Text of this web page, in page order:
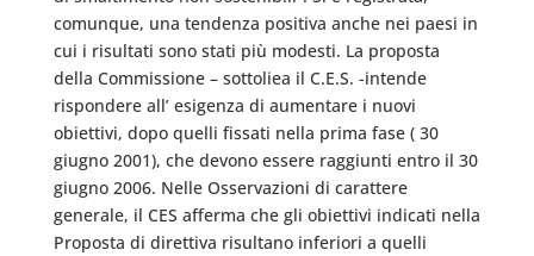
comunque, una tendenza positiva anche nei paesi in
cui i risultati sono stati più modesti. La proposta
della Commissione – sottoliea il C.E.S. -intende
rispondere all’ esigenza di aumentare i nuovi
obiettivi, dopo quelli fissati nella prima fase ( 30
giugno 2001), che devono essere raggiunti entro il 30
giugno 2006. Nelle Osservazioni di carattere
generale, il CES afferma che gli obiettivi indicati nella
Proposta di direttiva risultano inferiori a quelli